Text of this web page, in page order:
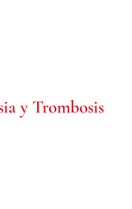
y Trombosis